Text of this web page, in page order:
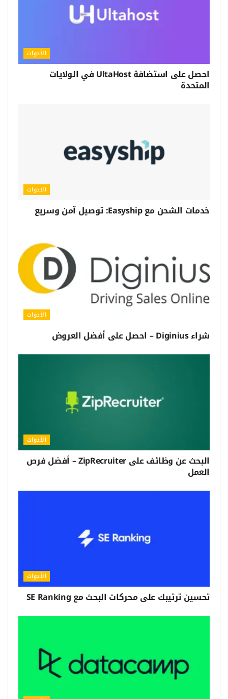
الأدوات
احصل على استضافة UltaHost في الولايات
المتحدة
الأدوات
خدمات الشحن مع Easyship: توصيل آمن وسريع
الأدوات
شراء Diginius – احصل على أفضل العروض
الأدوات
البحث عن وظائف على ZipRecruiter – أفضل فرص
العمل
الأدوات
تحسين ترتيبك على محركات البحث مع SE Ranking